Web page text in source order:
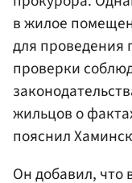
в жилое
для проведения
проверки
жильцов о
пояснил
Он добавил, что